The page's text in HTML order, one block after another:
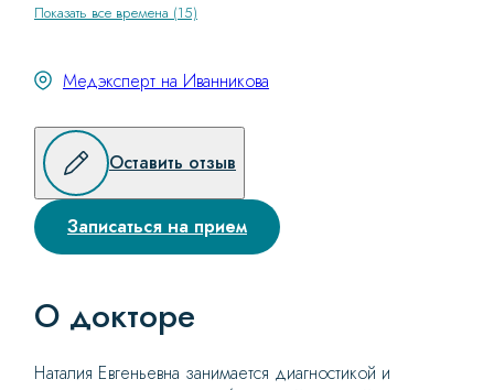
Показать все времена (15)
Медэксперт на Иванникова
Записаться на прием
Оставить отзыв
О докторе
Наталия Евгеньевна занимается диагностикой и